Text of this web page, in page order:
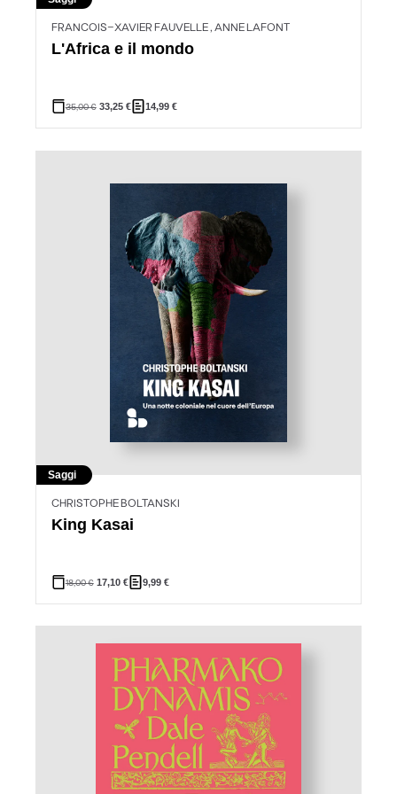
FRANCOIS-XAVIER FAUVELLE , ANNE LAFONT
L'Africa e il mondo
35,00€ 33,25 € 14,99 €
Saggi
CHRISTOPHE BOLTANSKI
King Kasai
18,00€ 17,10 € 9,99 €